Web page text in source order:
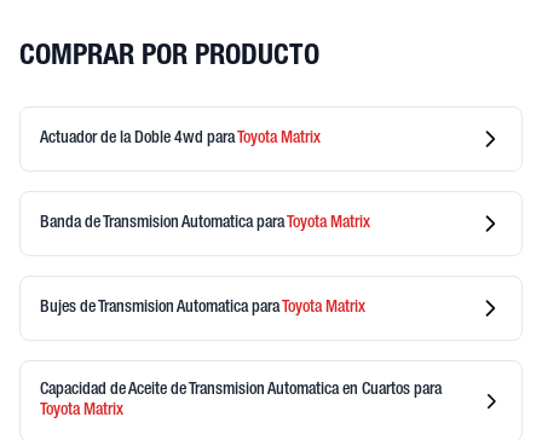
COMPRAR POR PRODUCTO
Actuador de la Doble 4wd paraToyotaMatrix
Banda de Transmision AutomaticaparaToyotaMatrix
Bujes de Transmision AutomaticaparaToyotaMatrix
Capacidad de Aceite de Transmision Automatica en Cuartos para
ToyotaMatrix